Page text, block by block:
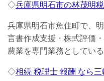
◇兵庫県明石市の林茂明
兵庫県明石市魚住町で、
言書作成支援・株式評価
農業を専門業務としてい
◇相続 税理士 報酬 なら